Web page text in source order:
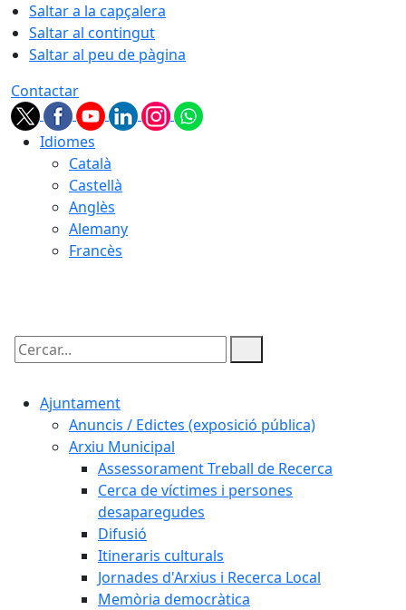
Saltar a la capçalera
Saltar al contingut
Saltar al peu de pàgina
Contactar
Idiomes
Català
Castellà
Anglès
Alemany
Francès
Cercar:
Ajuntament
Anuncis / Edictes (exposició pública)
Arxiu Municipal
Assessorament Treball de Recerca
Cerca de víctimes i persones
desaparegudes
Difusió
Itineraris culturals
Jornades d'Arxius i Recerca Local
Memòria democràtica